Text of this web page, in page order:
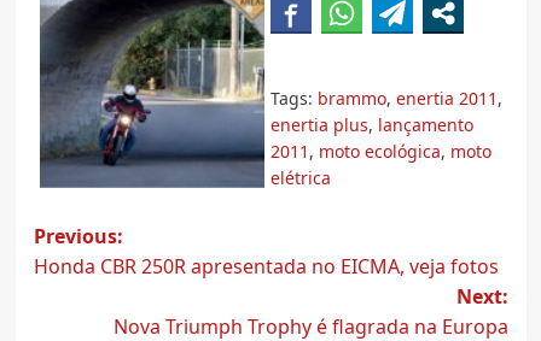
Tags: brammo, enertia 2011 ,
enertia plus, lançamento
2011 , moto ecológica, moto
elétrica
Post
navigation
Previous:
Honda CBR 250R apresentada no EICMA, veja fotos
Next:
Nova Triumph Trophy é flagrada na Europa